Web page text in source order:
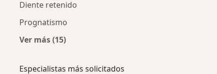
Diente retenido
Prognatismo
Ver más (15)
Especialistas más solicitados